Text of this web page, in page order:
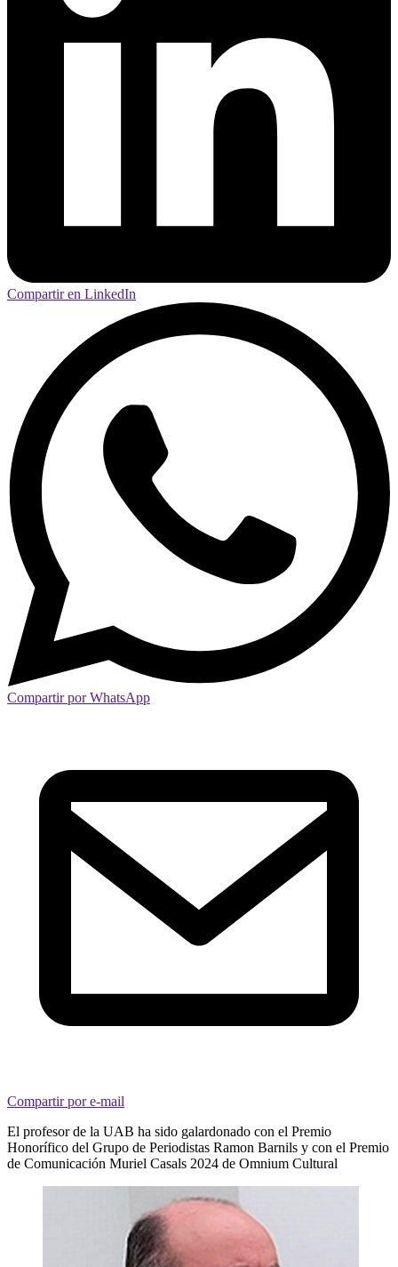
Compartir en LinkedIn
Compartir por WhatsApp
Compartir por e-mail
El profesor de la UAB ha sido galardonado con el Premio
Honorífico del Grupo de Periodistas Ramon Barnils y con el Premio
de Comunicación Muriel Casals 2024 de Omnium Cultural